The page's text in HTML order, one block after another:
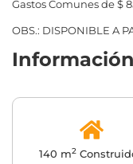
Gastos Comunes de $
OBS.: DISPONIBLE A
140 m2